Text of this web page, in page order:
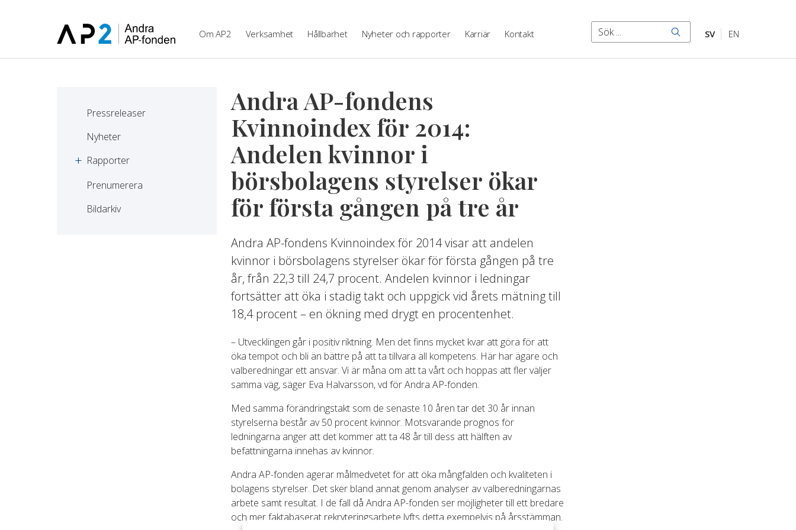
Hoppa till innehåll
Om AP2 Verksamhet Hållbarhet Nyheter och rapporter Karriär Kontakt Sök Sök SV EN
Pressreleaser
Nyheter
Rapporter
Prenumerera
Bildarkiv
Andra AP-fondens
Kvinnoindex för 2014:
Andelen kvinnor i
börsbolagens styrelser ökar
för första gången på tre år
Andra AP-fondens Kvinnoindex för 2014 visar att andelen
kvinnor i börsbolagens styrelser ökar för första gången på tre
år, från 22,3 till 24,7 procent. Andelen kvinnor i ledningar
fortsätter att öka i stadig takt och uppgick vid årets mätning till
18,4 procent – en ökning med drygt en procentenhet.
– Utvecklingen går i positiv riktning. Men det finns mycket kvar att göra för att
öka tempot och bli än bättre på att ta tillvara all kompetens. Här har ägare och
valberedningar ett ansvar. Vi är måna om att ta vårt och hoppas att fler väljer
samma väg, säger Eva Halvarsson, vd för Andra AP-fonden.
Med samma förändringstakt som de senaste 10 åren tar det 30 år innan
styrelserna består av 50 procent kvinnor. Motsvarande prognos för
ledningarna anger att det kommer att ta 48 år till dess att hälften av
befattningarna innehas av kvinnor.
Andra AP-fonden agerar målmedvetet för att öka mångfalden och kvaliteten i
bolagens styrelser. Det sker bland annat genom analyser av valberedningarnas
arbete samt resultat. I de fall då Andra AP-fonden ser möjligheter till ett bredare
och mer faktabaserat rekryteringsarbete lyfts detta exempelvis på årsstämman.